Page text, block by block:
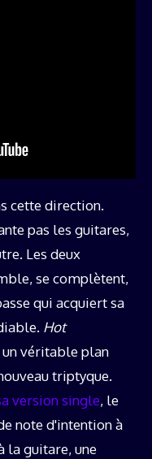
cette direction.
pas les guitares,
Les deux
se complètent,
qui acquiert sa
Hot
véritable plan
triptyque.
version single, le
note d'intention à
la guitare, une